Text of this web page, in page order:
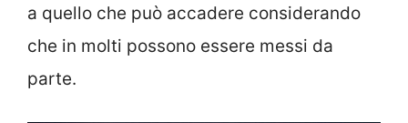
a quello che può accadere considerando
che in molti possono essere messi da
parte.